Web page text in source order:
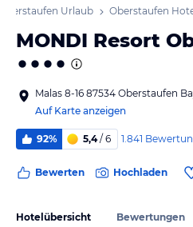
Urlaub Oberstaufen
MONDI Resort
Malas 8-16 87534 Oberstaufen
Auf Karte anzeigen
92% 5,4/ 6 1.841
Bewerten Hochladen
Hotelübersicht Bewertungen